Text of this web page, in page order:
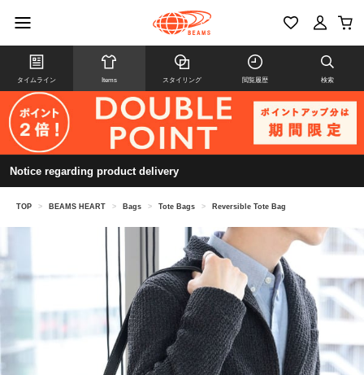
タイムライン Items スタイリング 閲覧履歴 検索
Notice regarding product delivery
TOP > BEAMS HEART > Bags > Tote Bags > Reversible Tote Bag